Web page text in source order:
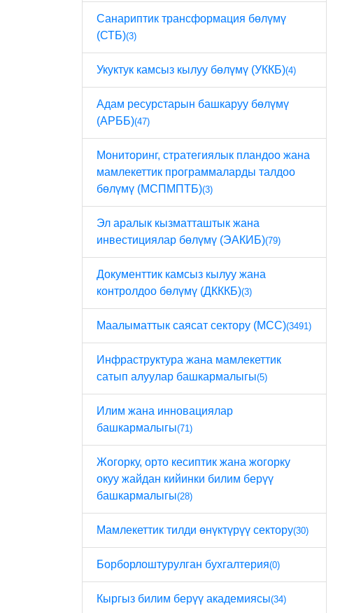
Санариптик трансформация бөлүмү
(СТБ)(3)
Укуктук камсыз кылуу бөлүмү (УККБ)(4)
Адам ресурстарын башкаруу бөлүмү
(АРББ)(47)
Мониторинг, стратегиялык пландоо жана
мамлекеттик программаларды талдоо
бөлүмү (МСПМПТБ)(3)
Эл аралык кызматташтык жана
инвестициялар бөлүмү (ЭАКИБ)(79)
Документтик камсыз кылуу жана
контролдоо бөлүмү (ДКККБ)(3)
Маалыматтык саясат сектору (МСС)(3491)
Инфраструктура жана мамлекеттик
сатып алуулар башкармалыгы(5)
Илим жана инновациялар
башкармалыгы(71)
Жогорку, орто кесиптик жана жогорку
окуу жайдан кийинки билим берүү
башкармалыгы(28)
Мамлекеттик тилди өнүктүрүү сектору(30)
Борборлоштурулган бухгалтерия(0)
Кыргыз билим берүү академиясы(34)